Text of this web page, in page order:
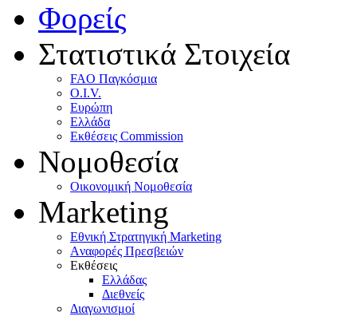
Φορείς
Στατιστικά Στοιχεία
FAO Παγκόσμια
O.I.V.
Ευρώπη
Ελλάδα
Eκθέσεις Commission
Νομοθεσία
Οικονομική Νομοθεσία
Marketing
Eθνική Στρατηγική Marketing
Aναφορές Πρεσβειών
Eκθέσεις
Eλλάδας
Διεθνείς
Διαγωνισμοί